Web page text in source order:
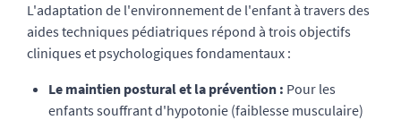
L'adaptation de l'environnement de l'enfant à travers des
aides techniques pédiatriques répond à trois objectifs
cliniques et psychologiques fondamentaux :
Le maintien postural et la prévention : Pour les
enfants souffrant d'hypotonie (faiblesse musculaire)